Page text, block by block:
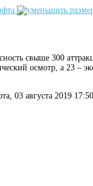
свыше 300
осмотр, а 23 –
03 августа 2019 17:50